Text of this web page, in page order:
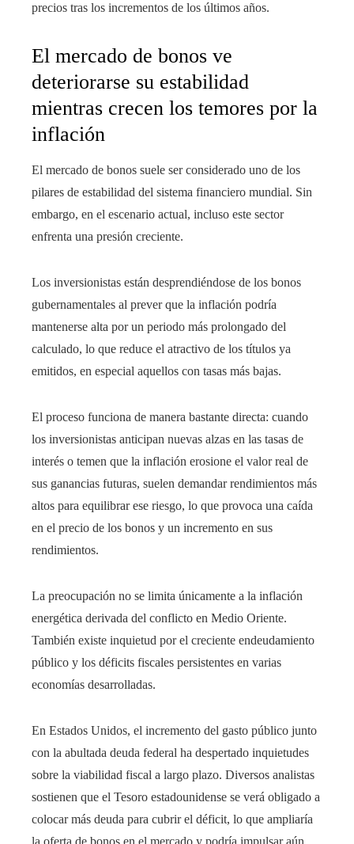
precios tras los incrementos de los últimos años.
El mercado de bonos ve
deteriorarse su estabilidad
mientras crecen los temores por la
inflación
El mercado de bonos suele ser considerado uno de los
pilares de estabilidad del sistema financiero mundial. Sin
embargo, en el escenario actual, incluso este sector
enfrenta una presión creciente.
Los inversionistas están desprendiéndose de los bonos
gubernamentales al prever que la inflación podría
mantenerse alta por un periodo más prolongado del
calculado, lo que reduce el atractivo de los títulos ya
emitidos, en especial aquellos con tasas más bajas.
El proceso funciona de manera bastante directa: cuando
los inversionistas anticipan nuevas alzas en las tasas de
interés o temen que la inflación erosione el valor real de
sus ganancias futuras, suelen demandar rendimientos más
altos para equilibrar ese riesgo, lo que provoca una caída
en el precio de los bonos y un incremento en sus
rendimientos.
La preocupación no se limita únicamente a la inflación
energética derivada del conflicto en Medio Oriente.
También existe inquietud por el creciente endeudamiento
público y los déficits fiscales persistentes en varias
economías desarrolladas.
En Estados Unidos, el incremento del gasto público junto
con la abultada deuda federal ha despertado inquietudes
sobre la viabilidad fiscal a largo plazo. Diversos analistas
sostienen que el Tesoro estadounidense se verá obligado a
colocar más deuda para cubrir el déficit, lo que ampliaría
la oferta de bonos en el mercado y podría impulsar aún